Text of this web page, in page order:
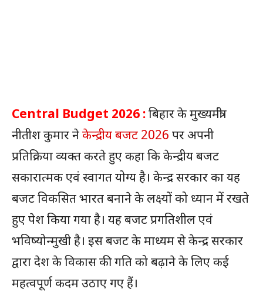
Central Budget 2026 :बिहार के मुख्यमंत्री
नीतीश कुमार नेकेन्द्रीय बजट 2026 पर अपनी
प्रतिक्रिया व्यक्त करते हुए कहा कि केन्द्रीय बजट
सकारात्मक एवं स्वागत योग्य है। केन्द्र सरकार का यह
बजट विकसित भारत बनाने के लक्ष्यों को ध्यान में रखते
हुए पेश किया गया है। यह बजट प्रगतिशील एवं
भविष्योन्मुखी है। इस बजट के माध्यम से केन्द्र सरकार
द्वारा देश के विकास की गति को बढ़ाने के लिए कई
महत्वपूर्ण कदम उठाए गए हैं।